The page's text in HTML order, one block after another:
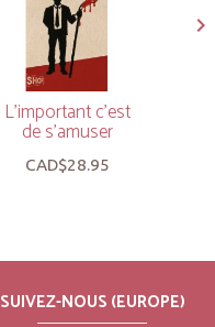
L’important c’est
de s’amuser
CAD$28.95
SUIVEZ-NOUS (EUROPE)